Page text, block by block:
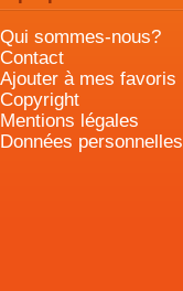
Qui sommes-nous?
Contact
Ajouter à mes favoris
Copyright
Mentions légales
Données personnelles